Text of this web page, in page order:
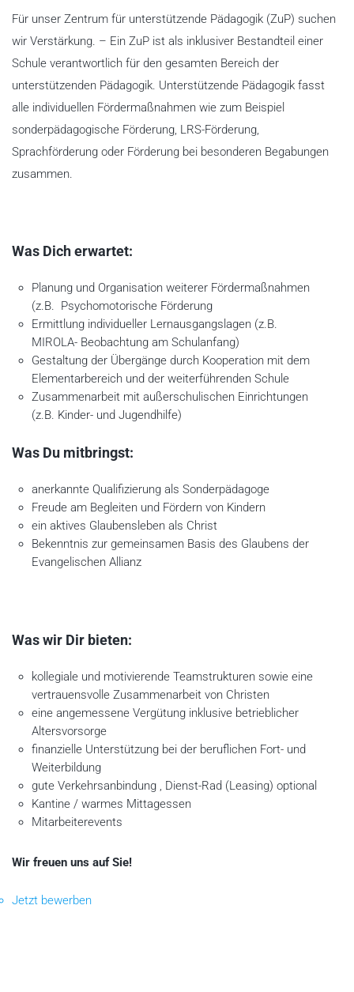
Für unser Zentrum für unterstützende Pädagogik (ZuP) suchen
wir Verstärkung. – Ein ZuP ist als inklusiver Bestandteil einer
Schule verantwortlich für den gesamten Bereich der
unterstützenden Pädagogik. Unterstützende Pädagogik fasst
alle individuellen Fördermaßnahmen wie zum Beispiel
sonderpädagogische Förderung, LRS-Förderung,
Sprachförderung oder Förderung bei besonderen Begabungen
zusammen.
Was Dich erwartet:
Planung und Organisation weiterer Fördermaßnahmen
(z.B. Psychomotorische Förderung
Ermittlung individueller Lernausgangslagen (z.B.
MIROLA- Beobachtung am Schulanfang)
Gestaltung der Übergänge durch Kooperation mit dem
Elementarbereich und der weiterführenden Schule
Zusammenarbeit mit außerschulischen Einrichtungen
(z.B. Kinder- und Jugendhilfe)
Was Du mitbringst:
anerkannte Qualifizierung als Sonderpädagoge
Freude am Begleiten und Fördern von Kindern
ein aktives Glaubensleben als Christ
Bekenntnis zur gemeinsamen Basis des Glaubens der
Evangelischen Allianz
Was wir Dir bieten:
kollegiale und motivierende Teamstrukturen sowie eine
vertrauensvolle Zusammenarbeit von Christen
eine angemessene Vergütung inklusive betrieblicher
Altersvorsorge
finanzielle Unterstützung bei der beruflichen Fort- und
Weiterbildung
gute Verkehrsanbindung , Dienst-Rad (Leasing) optional
Kantine / warmes Mittagessen
Mitarbeiterevents
Wir freuen uns auf Sie!
Jetzt bewerben